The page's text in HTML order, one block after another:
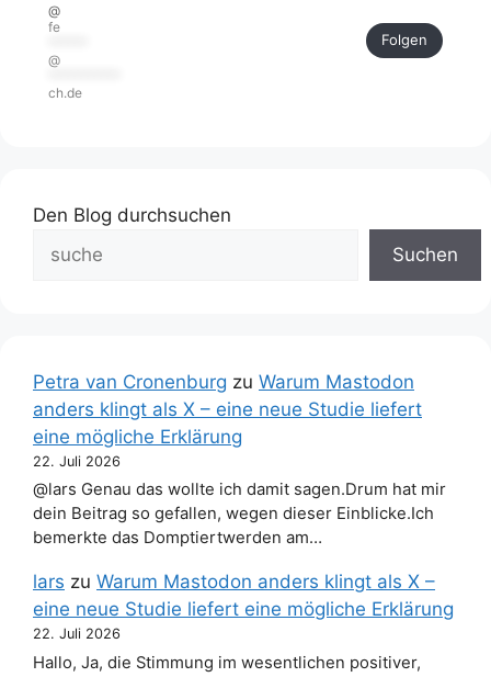
@
fe
@
ch.de
Folgen
Den Blog durchsuchen
Suchen
Petra van Cronenburg zu Warum Mastodon
anders klingt als X – eine neue Studie liefert
eine mögliche Erklärung
22. Juli 2026
@lars Genau das wollte ich damit sagen.Drum hat mir
dein Beitrag so gefallen, wegen dieser Einblicke.Ich
bemerkte das Domptiertwerden am…
lars zu Warum Mastodon anders klingt als X –
eine neue Studie liefert eine mögliche Erklärung
22. Juli 2026
Hallo, Ja, die Stimmung im wesentlichen positiver,